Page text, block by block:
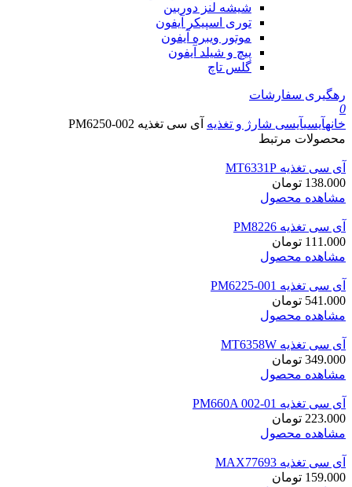
شیشه لنز دوربین
توری اسپیکر آیفون
موتور ویبره آیفون
پیچ و شیلد آیفون
گلس تاچ
رهگیری سفارشات
0
خانهآیسیآیسی شارژ و تغذیه آی سی تغذیه PM6250-002
محصولات مرتبط
آی سی تغذیه MT6331P
138.000 تومان
مشاهده محصول
آی سی تغذیه PM8226
111.000 تومان
مشاهده محصول
آی سی تغذیه PM6225-001
541.000 تومان
مشاهده محصول
آی سی تغذیه MT6358W
349.000 تومان
مشاهده محصول
آی سی تغذیه PM660A 002-01
223.000 تومان
مشاهده محصول
آی سی تغذیه MAX77693
159.000 تومان